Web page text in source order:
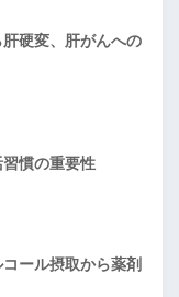
硬変、肝がんへの
慣の重要性
ール摂取から薬剤